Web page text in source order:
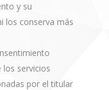
y su
los conserva más
los servicios
por el titular